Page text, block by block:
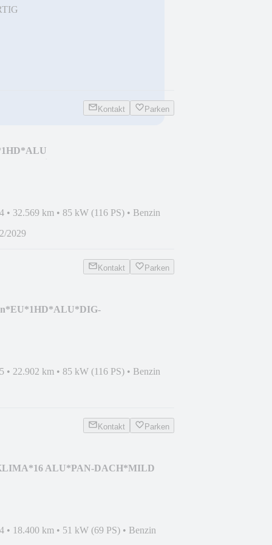
Kontakt Parken
• 32.569 km • 85 kW (116 PS) • Benzin
2029
Kontakt Parken
• 22.902 km • 85 kW (116 PS) • Benzin
Kontakt Parken
ALU*PAN-DACH*MILD
• 18.400 km • 51 kW (69 PS) • Benzin